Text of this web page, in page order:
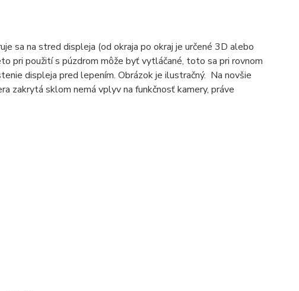
sa na stred displeja (od okraja po okraj je určené 3D alebo
pri použití s púzdrom môže byť vytláčané, toto sa pri rovnom
displeja pred lepením. Obrázok je ilustračný. Na novšie
zakrytá sklom nemá vplyv na funkčnosť kamery, práve